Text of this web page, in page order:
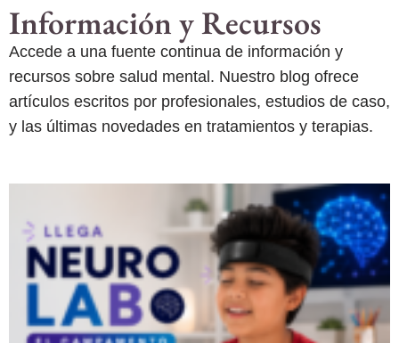
Información y Recursos
Accede a una fuente continua de información y
recursos sobre salud mental. Nuestro blog ofrece
artículos escritos por profesionales, estudios de caso,
y las últimas novedades en tratamientos y terapias.